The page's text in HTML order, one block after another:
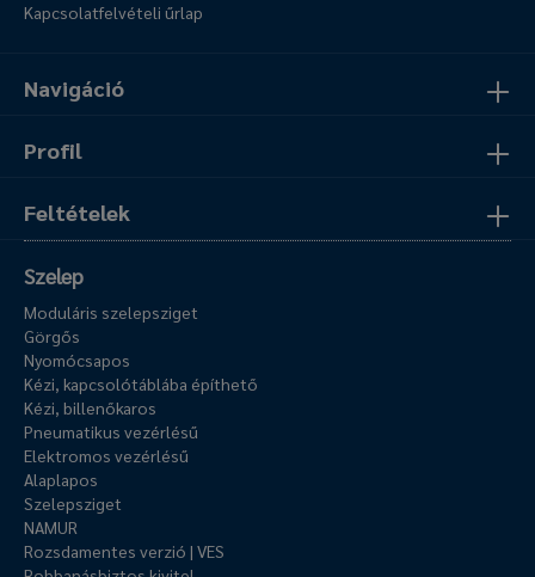
Navigáció
Profil
Feltételek
Kapcsolatfelvételi űrlap
Szelep
Moduláris szelepsziget
Görgős
Nyomócsapos
Kézi, kapcsolótáblába építhető
Kézi, billenőkaros
Pneumatikus vezérlésű
Elektromos vezérlésű
Alaplapos
Szelepsziget
NAMUR
Rozsdamentes verzió | VES